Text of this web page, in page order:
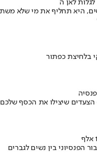
בלחיצת כפתור
שיצילו את הכסף שלכם
הפנסיוני בין נשים לגברים